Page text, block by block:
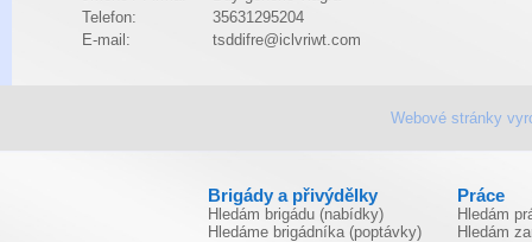
Telefon:
35631295204
E-mail:
tsddifre@iclvriwt.com
Webové stránky
Brigády a přivýdělky
Hledám brigádu (nabídky)
Hledáme brigádníka (poptávky)
Práce
Hledám
Hledám